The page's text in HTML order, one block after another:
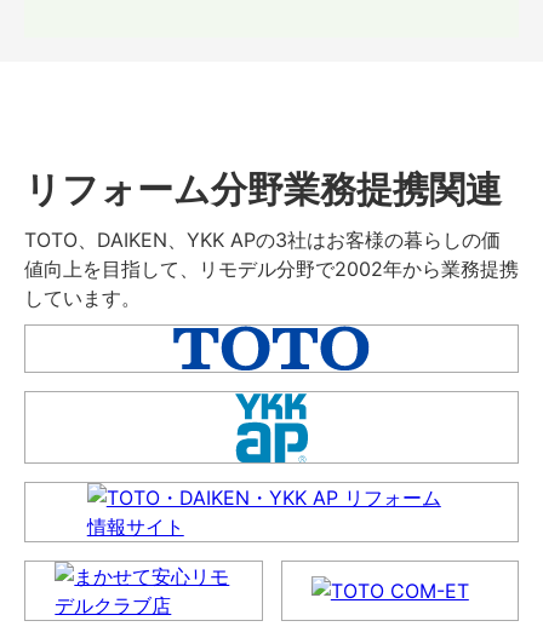
リフォーム分野業務提携関連
TOTO、DAIKEN、YKK APの3社はお客様の暮らしの価
値向上を目指して、リモデル分野で2002年から業務提携
しています。